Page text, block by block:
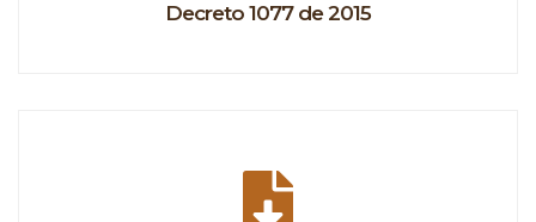
Decreto 1077 de 2015